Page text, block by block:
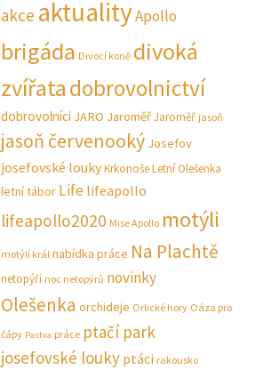
akce aktualityApollo
brigáda Divocí koně divoká
zvířatadobrovolnictví
dobrovolníci JARO JaroměřJaroměř jasoň
jasoň červenooký Josefov
josefovské loukyKrkonošeLetní Olešenka
letní tábor Life lifeapollo
lifeapollo2020 Mise Apollo motýli
motýlí král nabídka práce Na Plachtě
netopýři noc netopýrů novinky
Olešenka orchideje Orlické hory Oáza pro
čápy Pastva práce ptačí park
josefovské louky ptáci rakousko